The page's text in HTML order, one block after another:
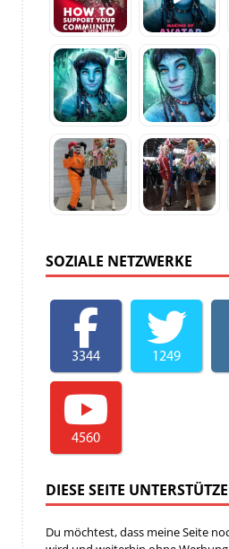
SOZIALE NETZWERKE
3344 1249
4560
DIESE SEITE
Du möchtest, dass meine Seite